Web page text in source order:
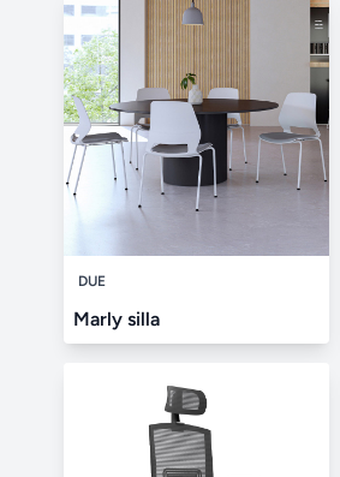
DUE
Marly silla